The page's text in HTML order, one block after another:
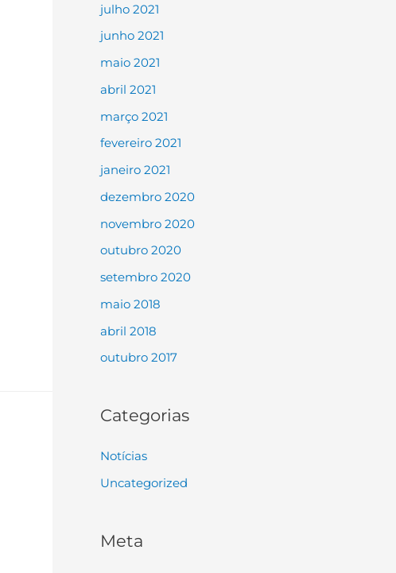
julho 2021
junho 2021
maio 2021
abril 2021
março 2021
fevereiro 2021
janeiro 2021
dezembro 2020
novembro 2020
outubro 2020
setembro 2020
maio 2018
abril 2018
outubro 2017
Categorias
Notícias
Uncategorized
Meta